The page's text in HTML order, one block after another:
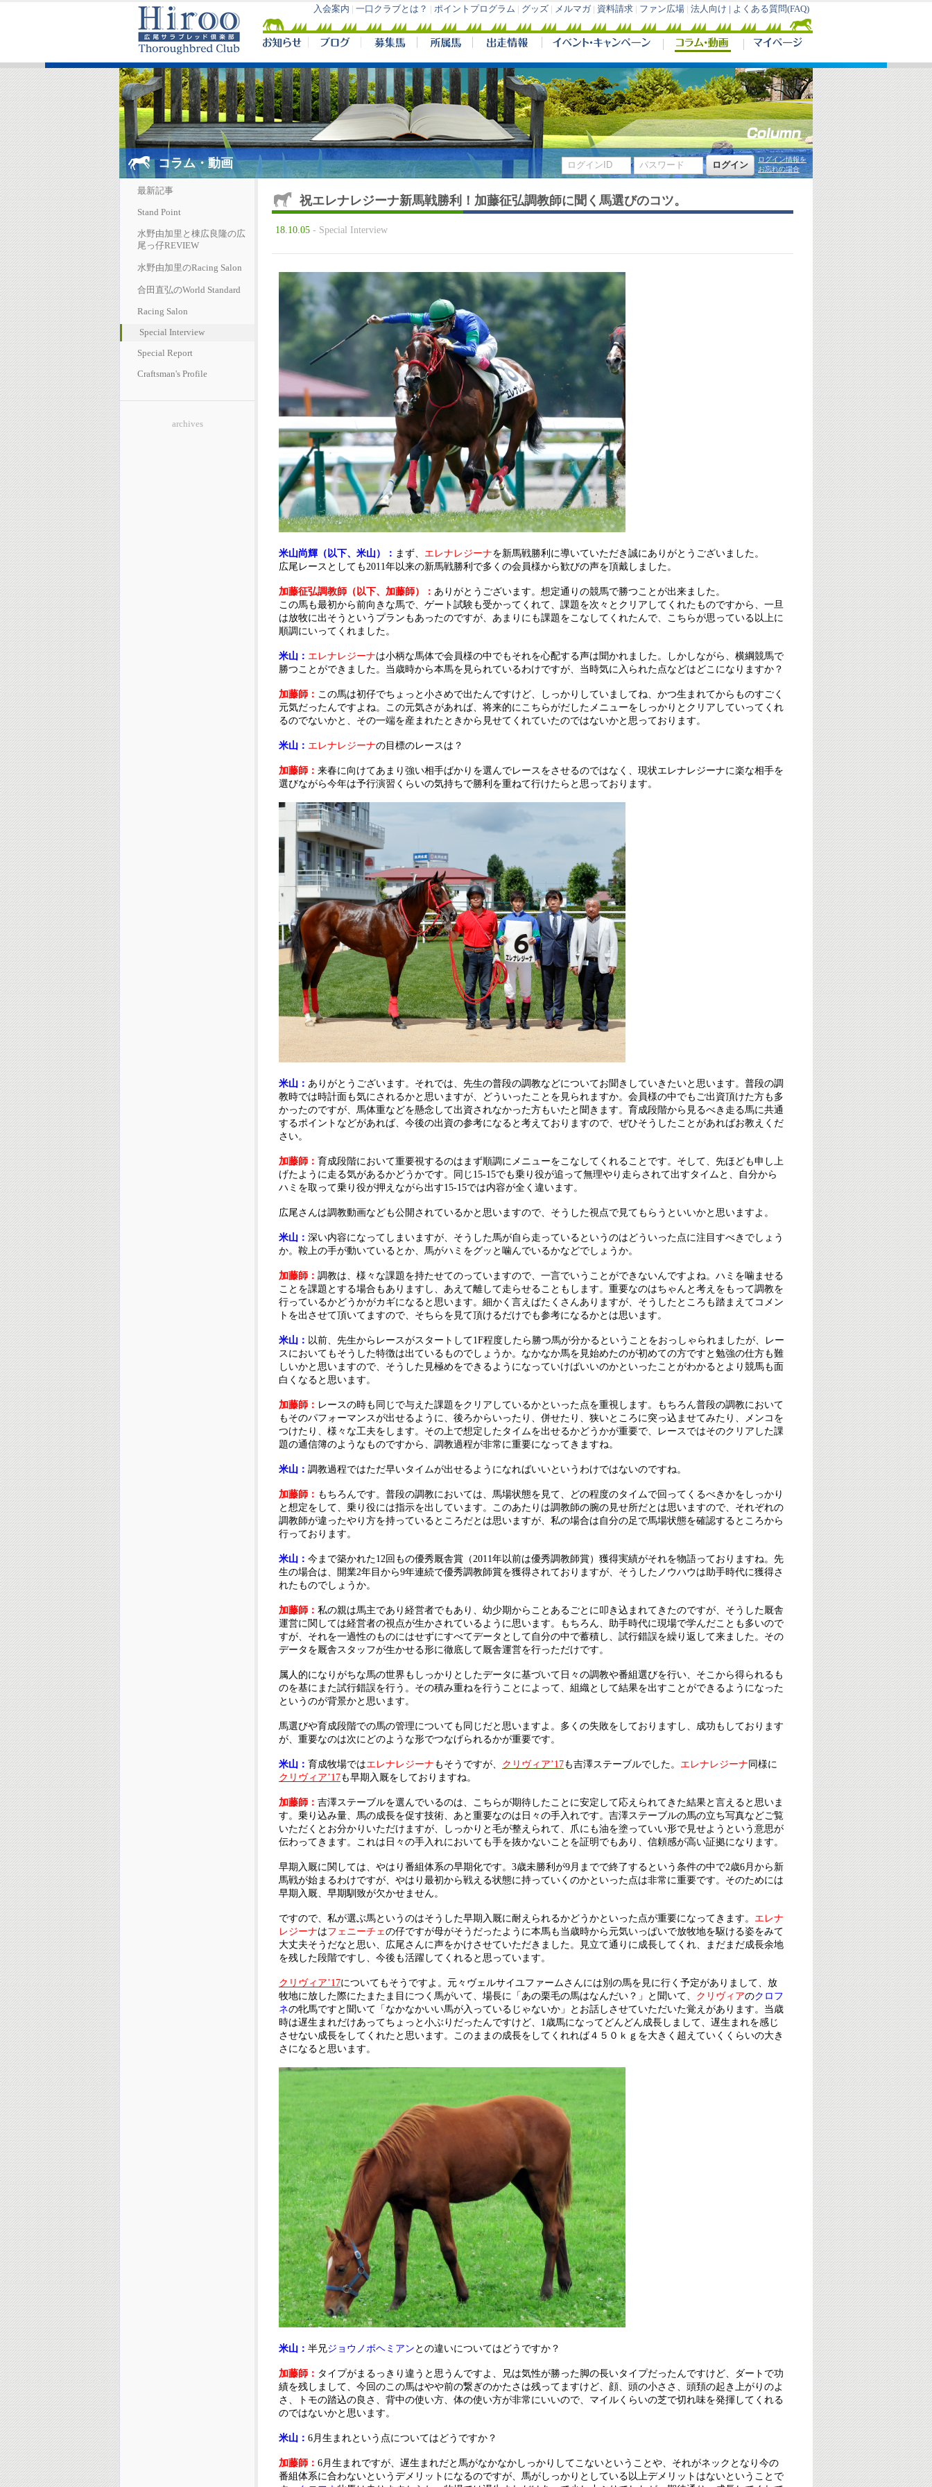
入会案内 一口クラブとは？ ポイントプログラム グッズ メルマガ| 資料請求 ファン広場 法人向け | よくある質問(FAQ)
ログイン情報を
お忘れの場合
コラム・動画
最新記事
Stand Point
水野由加里と棟広良隆の広
尾っ仔REVIEW
水野由加里のRacing Salon
合田直弘のWorld Standard
Racing Salon
Special Interview
Special Report
Craftsman's Profile
archives
祝エレナレジーナ新馬戦勝利！加藤征弘調教師に聞く馬選びのコツ。
18.10.05 - Special Interview
米山尚輝（以下、米山）： まず、 エレナレジーナを新馬戦勝利に導いていただき誠にありがとうございました。
広尾レースとしても2011年以来の新馬戦勝利で多くの会員様から歓びの声を頂戴しました。
加藤征弘調教師（以下、加藤師）： ありがとうございます。想定通りの競馬で勝つことが出来ました。
この馬も最初から前向きな馬で、ゲート試験も受かってくれて、課題を次々とクリアしてくれたものですから、一旦
は放牧に出そうというプランもあったのですが、あまりにも課題をこなしてくれたんで、こちらが思っている以上に
順調にいってくれました。
米山： エレナレジーナは小柄な馬体で会員様の中でもそれを心配する声は聞かれました。しかしながら、横綱競馬で
勝つことができました。当歳時から本馬を見られているわけですが、当時気に入られた点などはどこになりますか？
加藤師： この馬は初仔でちょっと小さめで出たんですけど、しっかりしていましてね、かつ生まれてからものすごく
元気だったんですよね。この元気さがあれば、将来的にこちらがだしたメニューをしっかりとクリアしていってくれ
るのでないかと、その一端を産まれたときから見せてくれていたのではないかと思っております。
米山： エレナレジーナの目標のレースは？
加藤師： 来春に向けてあまり強い相手ばかりを選んでレースをさせるのではなく、現状エレナレジーナに楽な相手を
選びながら今年は予行演習くらいの気持ちで勝利を重ねて行けたらと思っております。
米山： ありがとうございます。それでは、先生の普段の調教などについてお聞きしていきたいと思います。普段の調
教時では時計面も気にされるかと思いますが、どういったことを見られますか。会員様の中でもご出資頂けた方も多
かったのですが、馬体重などを懸念して出資されなかった方もいたと聞きます。育成段階から見るべき走る馬に共通
するポイントなどがあれば、今後の出資の参考になると考えておりますので、ぜひそうしたことがあればお教えくだ
さい。
加藤師： 育成段階において重要視するのはまず順調にメニューをこなしてくれることです。そして、先ほども申し上
げたように走る気があるかどうかです。同じ15-15でも乗り役が追って無理やり走らされて出すタイムと、自分から
ハミを取って乗り役が押えながら出す15-15では内容が全く違います。
広尾さんは調教動画なども公開されているかと思いますので、そうした視点で見てもらうといいかと思いますよ。
米山： 深い内容になってしまいますが、そうした馬が自ら走っているというのはどういった点に注目すべきでしょう
か。鞍上の手が動いているとか、馬がハミをグッと噛んでいるかなどでしょうか。
加藤師： 調教は、様々な課題を持たせてのっていますので、一言でいうことができないんですよね。ハミを噛ませる
ことを課題とする場合もありますし、あえて離して走らせることもします。重要なのはちゃんと考えをもって調教を
行っているかどうかがカギになると思います。細かく言えばたくさんありますが、そうしたところも踏まえてコメン
トを出させて頂いてますので、そちらを見て頂けるだけでも参考になるかとは思います。
米山： 以前、先生からレースがスタートして1F程度したら勝つ馬が分かるということをおっしゃられましたが、レー
スにおいてもそうした特徴は出ているものでしょうか。なかなか馬を見始めたのが初めての方ですと勉強の仕方も難
しいかと思いますので、そうした見極めをできるようになっていけばいいのかといったことがわかるとより競馬も面
白くなると思います。
加藤師： レースの時も同じで与えた課題をクリアしているかといった点を重視します。もちろん普段の調教において
もそのパフォーマンスが出せるように、後ろからいったり、併せたり、狭いところに突っ込ませてみたり、メンコを
つけたり、様々な工夫をします。その上で想定したタイムを出せるかどうかが重要で、レースではそのクリアした課
題の通信簿のようなものですから、調教過程が非常に重要になってきますね。
米山： 調教過程ではただ早いタイムが出せるようになればいいというわけではないのですね。
加藤師： もちろんです。普段の調教においては、馬場状態を見て、どの程度のタイムで回ってくるべきかをしっかり
と想定をして、乗り役には指示を出しています。このあたりは調教師の腕の見せ所だとは思いますので、それぞれの
調教師が違ったやり方を持っているところだとは思いますが、私の場合は自分の足で馬場状態を確認するところから
行っております。
米山： 今まで築かれた12回もの優秀厩舎賞（2011年以前は優秀調教師賞）獲得実績がそれを物語っておりますね。先
生の場合は、開業2年目から9年連続で優秀調教師賞を獲得されておりますが、そうしたノウハウは助手時代に獲得さ
れたものでしょうか。
加藤師： 私の親は馬主であり経営者でもあり、幼少期からことあるごとに叩き込まれてきたのですが、そうした厩舎
運営に関しては経営者の視点が生かされているように思います。もちろん、助手時代に現場で学んだことも多いので
すが、それを一過性のものにはせずにすべてデータとして自分の中で蓄積し、試行錯誤を繰り返して来ました。その
データを厩舎スタッフが生かせる形に徹底して厩舎運営を行っただけです。
属人的になりがちな馬の世界もしっかりとしたデータに基づいて日々の調教や番組選びを行い、そこから得られるも
のを基にまた試行錯誤を行う。その積み重ねを行うことによって、組織として結果を出すことができるようになった
というのが背景かと思います。
馬選びや育成段階での馬の管理についても同じだと思いますよ。多くの失敗をしておりますし、成功もしております
が、重要なのは次にどのような形でつなげられるかが重要です。
米山： 育成牧場ではエレナレジーナもそうですが、 クリヴィア’17も吉澤ステーブルでした。 エレナレジーナ同様に
クリヴィア’17も早期入厩をしておりますね。
加藤師： 吉澤ステーブルを選んでいるのは、こちらが期待したことに安定して応えられてきた結果と言えると思いま
す。乗り込み量、馬の成長を促す技術、あと重要なのは日々の手入れです。吉澤ステーブルの馬の立ち写真などご覧
いただくとお分かりいただけますが、しっかりと毛が整えられて、爪にも油を塗っていい形で見せようという意思が
伝わってきます。これは日々の手入れにおいても手を抜かないことを証明でもあり、信頼感が高い証拠になります。
早期入厩に関しては、やはり番組体系の早期化です。3歳未勝利が9月までで終了するという条件の中で2歳6月から新
馬戦が始まるわけですが、やはり最初から戦える状態に持っていくのかといった点は非常に重要です。そのためには
早期入厩、早期馴致が欠かせません。
ですので、私が選ぶ馬というのはそうした早期入厩に耐えられるかどうかといった点が重要になってきます。 エレナ
レジーナはフェニーチェの仔ですが母がそうだったように本馬も当歳時から元気いっぱいで放牧地を駆ける姿をみて
大丈夫そうだなと思い、広尾さんに声をかけさせていただきました。見立て通りに成長してくれ、まだまだ成長余地
を残した段階ですし、今後も活躍してくれると思っています。
クリヴィア’17についてもそうですよ。元々ヴェルサイユファームさんには別の馬を見に行く予定がありまして、放
牧地に放した際にたまたま目につく馬がいて、場長に「あの栗毛の馬はなんだい？」と聞いて、 クリヴィアのクロフ
ネの牝馬ですと聞いて「なかなかいい馬が入っているじゃないか」とお話しさせていただいた覚えがあります。当歳
時は遅生まれだけあってちょっと小ぶりだったんですけど、1歳馬になってどんどん成長しまして、遅生まれを感じ
させない成長をしてくれたと思います。このままの成長をしてくれれば４５０ｋｇを大きく超えていくくらいの大き
さになると思います。
米山： 半兄ジョウノボヘミアンとの違いについてはどうですか？
加藤師： タイプがまるっきり違うと思うんですよ、兄は気性が勝った脚の長いタイプだったんですけど、ダートで功
績を残しまして、今回のこの馬はやや前の繋ぎのかたさは残ってますけど、顔、頭の小ささ、頭頚の起き上がりのよ
さ、トモの踏込の良さ、背中の使い方、体の使い方が非常にいいので、マイルくらいの芝で切れ味を発揮してくれる
のではないかと思います。
米山： 6月生まれという点についてはどうですか？
加藤師： 6月生まれですが、遅生まれだと馬がなかなかしっかりしてこないということや、それがネックとなり今の
番組体系に合わないというデメリットになるのですが、馬がしっかりとしている以上デメリットはないということで